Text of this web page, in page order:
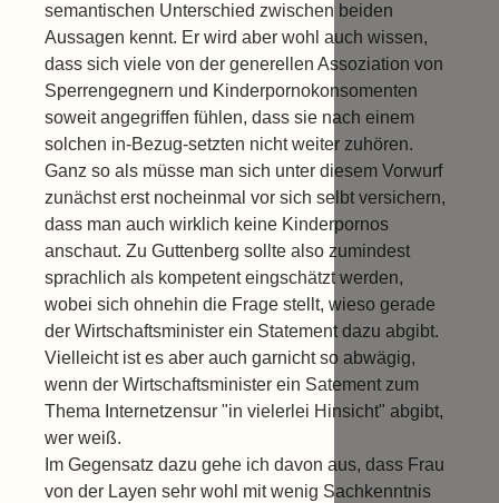
semantischen Unterschied zwischen beiden
Aussagen kennt. Er wird aber wohl auch wissen,
dass sich viele von der generellen Assoziation von
Sperrengegnern und Kinderpornokonsomenten
soweit angegriffen fühlen, dass sie nach einem
solchen in-Bezug-setzten nicht weiter zuhören.
Ganz so als müsse man sich unter diesem Vorwurf
zunächst erst nocheinmal vor sich selbt versichern,
dass man auch wirklich keine Kinderpornos
anschaut. Zu Guttenberg sollte also zumindest
sprachlich als kompetent eingschätzt werden,
wobei sich ohnehin die Frage stellt, wieso gerade
der Wirtschaftsminister ein Statement dazu abgibt.
Vielleicht ist es aber auch garnicht so abwägig,
wenn der Wirtschaftsminister ein Satement zum
Thema Internetzensur "in vielerlei Hinsicht" abgibt,
wer weiß.
Im Gegensatz dazu gehe ich davon aus, dass Frau
von der Layen sehr wohl mit wenig Sachkenntnis